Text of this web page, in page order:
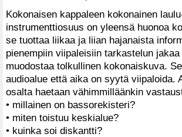
Kokonaisen kappaleen kokonainen
instrumenttiosuus on yleensä huonoa
se tuottaa liikaa ja liian hajanaista
pienempiin viipaleisiin tarkastelun
muodostaa tolkullinen kokonaiskuva.
audioalue että aika on syytä viipaloida.
osalta haetaan vähimmilläänkin
• millainen on bassorekisteri?
• miten toistuu keskialue?
• kuinka soi diskantti?